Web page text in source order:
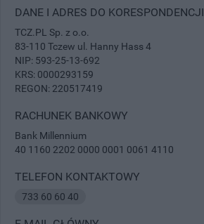
DANE I ADRES DO KORESPONDENCJI
TCZ.PL Sp. z o.o.
83-110 Tczew ul. Hanny Hass 4
NIP: 593-25-13-692
KRS: 0000293159
REGON: 220517419
RACHUNEK BANKOWY
Bank Millennium
40 1160 2202 0000 0001 0061 4110
TELEFON KONTAKTOWY
733 60 60 40